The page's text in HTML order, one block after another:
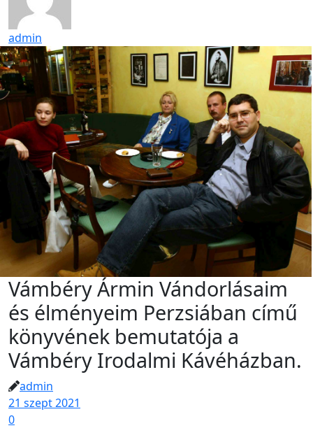
admin
Vámbéry Ármin Vándorlásaim
és élményeim Perzsiában című
könyvének bemutatója a
Vámbéry Irodalmi Kávéházban.
admin
21 szept 2021
0